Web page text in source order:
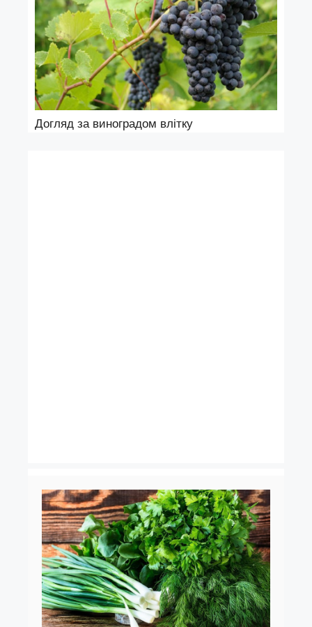
Догляд за виноградом влітку